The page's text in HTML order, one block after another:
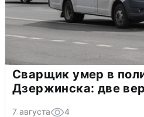
Сварщик умер в
Дзержинска: две
7 августа 4